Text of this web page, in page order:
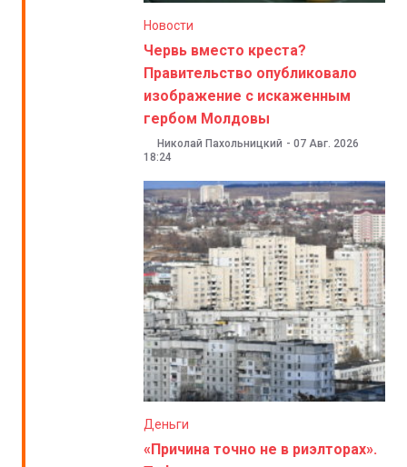
Новости
Червь вместо креста?
Правительство опубликовало
изображение с искаженным
гербом Молдовы
Николай Пахольницкий - 07 Авг. 2026
18:24
Деньги
«Причина точно не в риэлторах».